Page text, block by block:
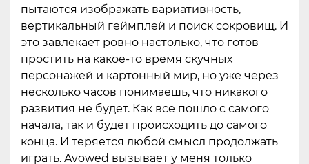
пытаются изображать вариативность,
вертикальный геймплей и поиск сокровищ. И
это завлекает ровно настолько, что готов
простить на какое-то время скучных
персонажей и картонный мир, но уже через
несколько часов понимаешь, что никакого
развития не будет. Как все пошло с самого
начала, так и будет происходить до самого
конца. И теряется любой смысл продолжать
играть. Avowed вызывает у меня только